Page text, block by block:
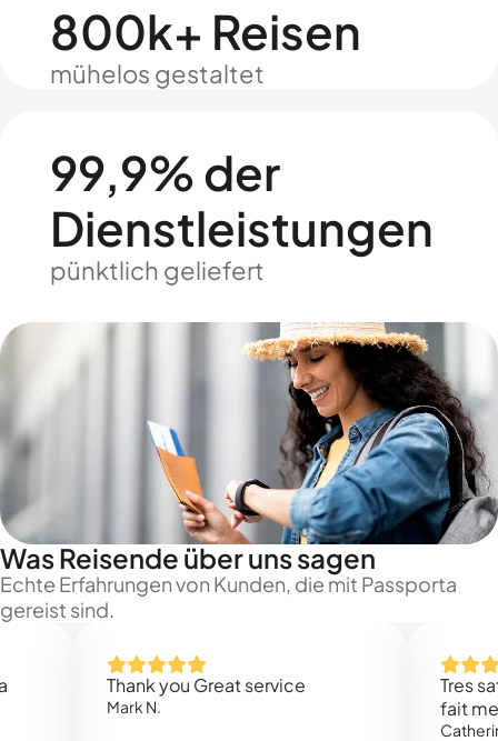
800k+ Reisen
mühelos gestaltet
99,9% der
Dienstleistungen
pünktlich geliefert
Was Reisende über uns sagen
Echte Erfahrungen von Kunden, die mit Passporta
gereist sind.
Thank you Great service
Mark N.
Tres
fait merci
Catherine W.